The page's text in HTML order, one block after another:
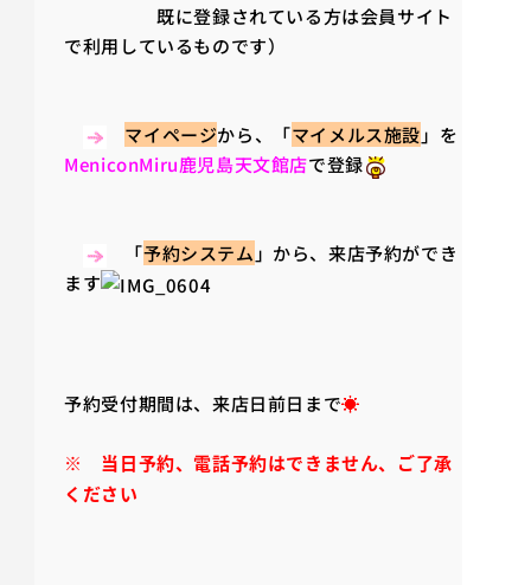
既に登録されている方は会員サイト
で利用しているものです）
マイページから、「マイメルス施設 」を
MeniconMiru鹿児島天文館店で登録
「予約システム 」から、来店予約ができ
ます
予約受付期間は、来店日前日まで☀
※ 当日予約、 電話予約はできません、ご了承
ください